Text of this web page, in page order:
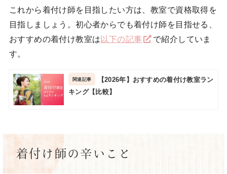
これから着付け師を目指したい方は、教室で資格取得を
目指しましょう。初心者からでも着付け師を目指せる、
おすすめの着付け教室は 以下の記事
で紹介していま
す。
【2026年】おすすめの着付け教室ラン
キング【比較】
着付け師の辛いこと